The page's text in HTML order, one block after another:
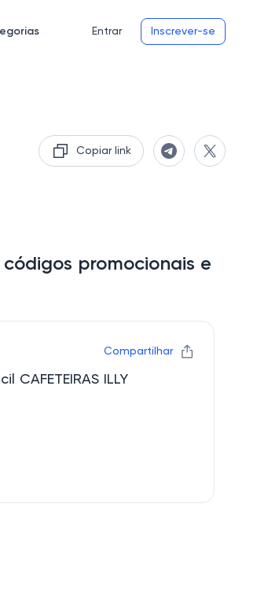
Entrar Inscrever-se
Copiar link
códigos promocionais e
Compartilhar
ILLY